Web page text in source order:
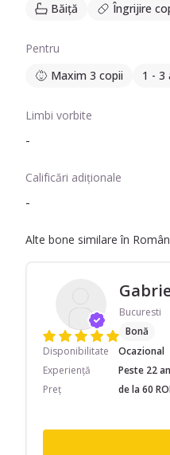
Băiță
Îngrijire
Pentru
Maxim 3 copii
1 - 3
Limbi vorbite
-
Calificări adiționale
-
Alte bone similare în
Bucuresti
Bonă
Disponibilitate
Ocazional
Experiență
Peste 22
Preț
de la 60